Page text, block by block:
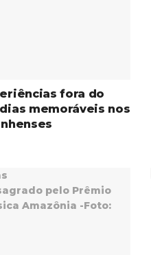
fora do
memoráveis nos